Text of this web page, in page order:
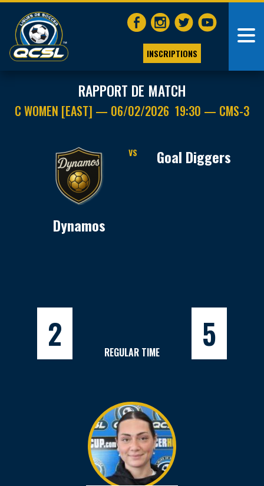
INSCRIPTIONS
RAPPORT DE MATCH
C WOMEN [EAST] — 06/02/2026 19:30 — CMS-3
Dynamos
VS Goal Diggers
2 REGULAR TIME 5